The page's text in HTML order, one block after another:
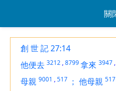
關
創 世 記 27:14
他便去 3212 ,8799拿來 3947 ,
母親 9001 ,517 ； 他母親 517